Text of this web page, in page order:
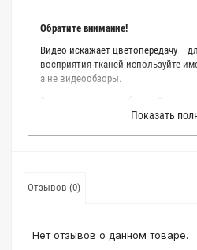
Обратите внимание!
Видео искажает цветопередачу –
восприятия тканей используйте
а не видеообзоры.
Мы делаем все возможное, чтобы
ткани из нашего каталога. Мы
точное соответствие цветов из-за
какого-либо цветового оттенка.
Показать
Отзывов (0)
Нет отзывов о данном товаре.